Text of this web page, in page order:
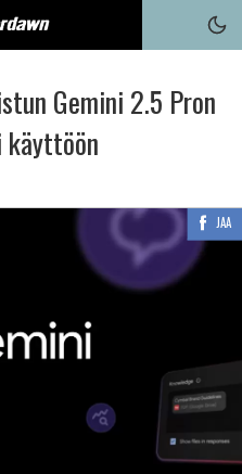
Gemini 2.5 Pron
käyttöön
JAA